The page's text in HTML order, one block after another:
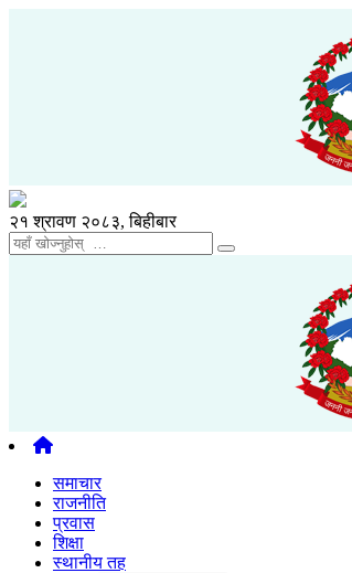
२१ श्रावण २०८३, बिहीबार
समाचार
राजनीति
प्रवास
शिक्षा
स्थानीय तह